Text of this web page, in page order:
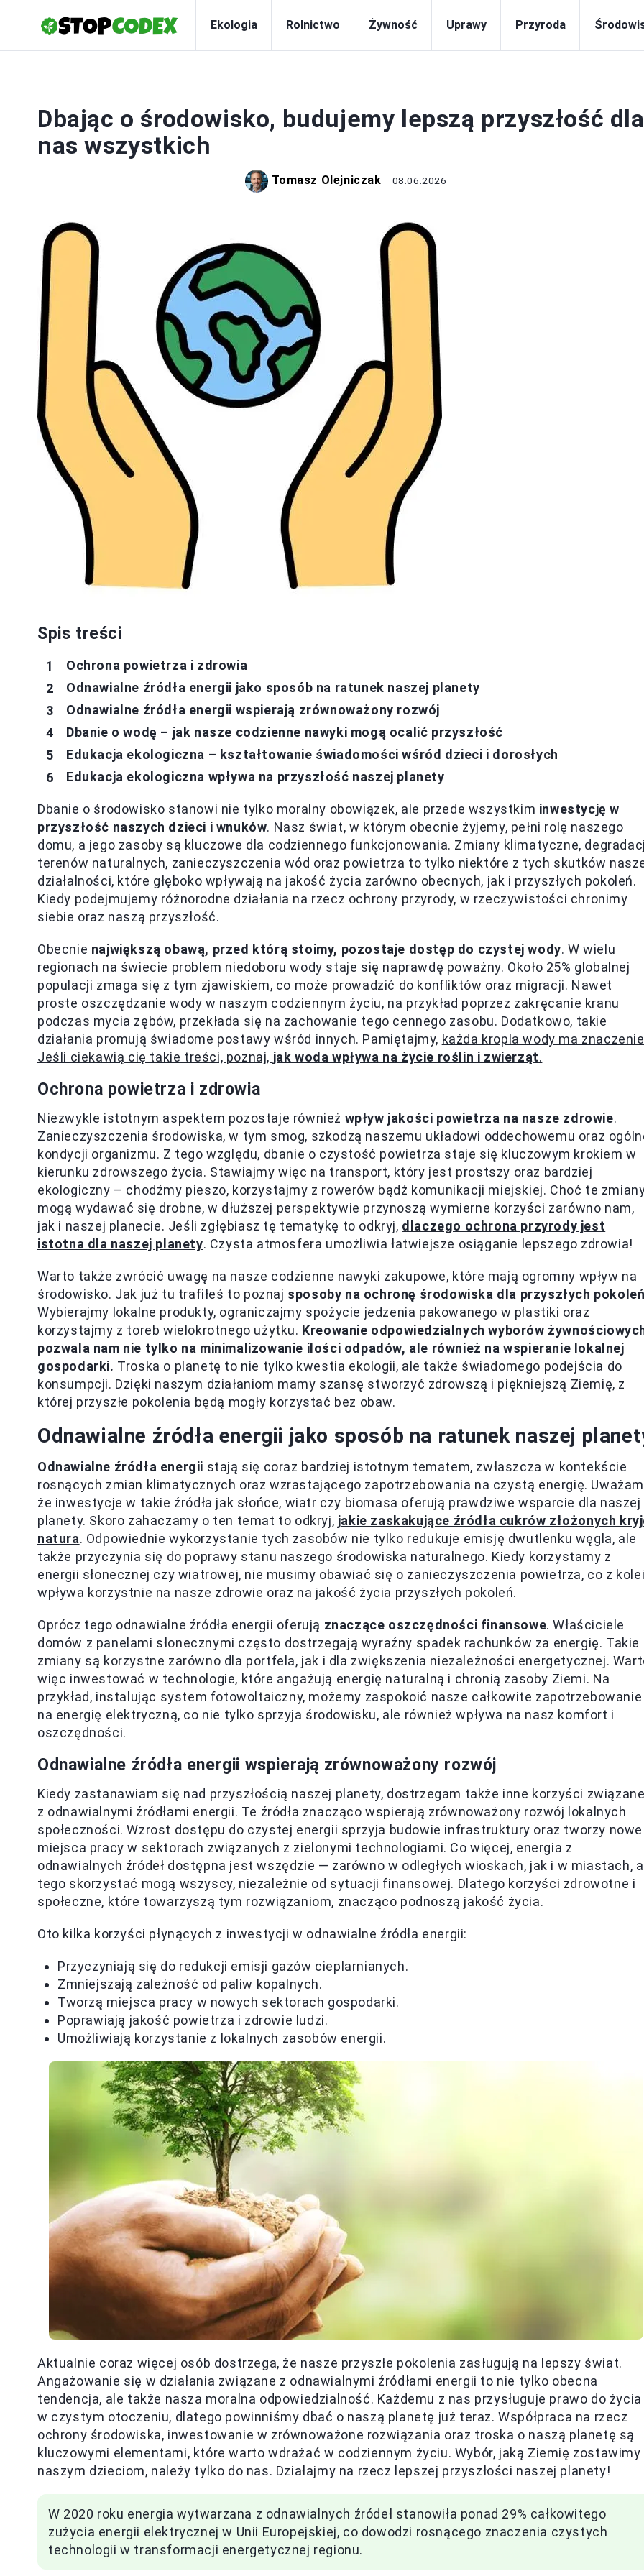
Ekologia Rolnictwo Żywność Uprawy Przyroda
Dbając o środowisko, budujemy lepszą przyszłość dla
nas wszystkich
Tomasz Olejniczak 08.06.2026
Spis treści
Ochrona powietrza i zdrowia
Odnawialne źródła energii jako sposób na ratunek naszej planety
Odnawialne źródła energii wspierają zrównoważony rozwój
Dbanie o wodę – jak nasze codzienne nawyki mogą ocalić przyszłość
Edukacja ekologiczna – kształtowanie świadomości wśród dzieci i dorosłych
Edukacja ekologiczna wpływa na przyszłość naszej planety
Dbanie o środowisko stanowi nie tylko moralny obowiązek, ale przede wszystkim inwestycję w
przyszłość naszych dzieci i wnuków. Nasz świat, w którym obecnie żyjemy, pełni rolę naszego
domu, a jego zasoby są kluczowe dla codziennego funkcjonowania. Zmiany klimatyczne,
terenów naturalnych, zanieczyszczenia wód oraz powietrza to tylko niektóre z tych skutków
działalności, które głęboko wpływają na jakość życia zarówno obecnych, jak i przyszłych pokoleń.
Kiedy podejmujemy różnorodne działania na rzecz ochrony przyrody, w rzeczywistości chronimy
siebie oraz naszą przyszłość.
Obecnie największą obawą, przed którą stoimy, pozostaje dostęp do czystej wody. W wielu
regionach na świecie problem niedoboru wody staje się naprawdę poważny. Około 25% globalnej
populacji zmaga się z tym zjawiskiem, co może prowadzić do konfliktów oraz migracji. Nawet
proste oszczędzanie wody w naszym codziennym życiu, na przykład poprzez zakręcanie kranu
podczas mycia zębów, przekłada się na zachowanie tego cennego zasobu. Dodatkowo, takie
działania promują świadome postawy wśród innych. Pamiętajmy, każda kropla wody ma
Jeśli ciekawią cię takie treści, poznaj, jak woda wpływa na życie roślin i zwierząt.
Ochrona powietrza i zdrowia
Niezwykle istotnym aspektem pozostaje również wpływ jakości powietrza na nasze zdrowie.
Zanieczyszczenia środowiska, w tym smog, szkodzą naszemu układowi oddechowemu oraz
kondycji organizmu. Z tego względu, dbanie o czystość powietrza staje się kluczowym krokiem w
kierunku zdrowszego życia. Stawiajmy więc na transport, który jest prostszy oraz bardziej
ekologiczny – chodźmy pieszo, korzystajmy z rowerów bądź komunikacji miejskiej. Choć te
mogą wydawać się drobne, w dłuższej perspektywie przynoszą wymierne korzyści zarówno nam,
jak i naszej planecie. Jeśli zgłębiasz tę tematykę to odkryj, dlaczego ochrona przyrody jest
istotna dla naszej planety. Czysta atmosfera umożliwia łatwiejsze osiąganie lepszego zdrowia!
Warto także zwrócić uwagę na nasze codzienne nawyki zakupowe, które mają ogromny wpływ na
środowisko. Jak już tu trafiłeś to poznaj sposoby na ochronę środowiska dla przyszłych
Wybierajmy lokalne produkty, ograniczajmy spożycie jedzenia pakowanego w plastiki oraz
korzystajmy z toreb wielokrotnego użytku. Kreowanie odpowiedzialnych wyborów
pozwala nam nie tylko na minimalizowanie ilości odpadów, ale również na wspieranie lokalnej
gospodarki. Troska o planetę to nie tylko kwestia ekologii, ale także świadomego podejścia do
konsumpcji. Dzięki naszym działaniom mamy szansę stworzyć zdrowszą i piękniejszą Ziemię, z
której przyszłe pokolenia będą mogły korzystać bez obaw.
Odnawialne źródła energii jako sposób na ratunek naszej
Odnawialne źródła energii stają się coraz bardziej istotnym tematem, zwłaszcza w kontekście
rosnących zmian klimatycznych oraz wzrastającego zapotrzebowania na czystą energię.
że inwestycje w takie źródła jak słońce, wiatr czy biomasa oferują prawdziwe wsparcie dla naszej
planety. Skoro zahaczamy o ten temat to odkryj, jakie zaskakujące źródła cukrów złożonych
natura. Odpowiednie wykorzystanie tych zasobów nie tylko redukuje emisję dwutlenku węgla, ale
także przyczynia się do poprawy stanu naszego środowiska naturalnego. Kiedy korzystamy z
energii słonecznej czy wiatrowej, nie musimy obawiać się o zanieczyszczenia powietrza, co z
wpływa korzystnie na nasze zdrowie oraz na jakość życia przyszłych pokoleń.
Oprócz tego odnawialne źródła energii oferują znaczące oszczędności finansowe. Właściciele
domów z panelami słonecznymi często dostrzegają wyraźny spadek rachunków za energię. Takie
zmiany są korzystne zarówno dla portfela, jak i dla zwiększenia niezależności energetycznej.
więc inwestować w technologie, które angażują energię naturalną i chronią zasoby Ziemi. Na
przykład, instalując system fotowoltaiczny, możemy zaspokoić nasze całkowite zapotrzebowanie
na energię elektryczną, co nie tylko sprzyja środowisku, ale również wpływa na nasz komfort i
oszczędności.
Odnawialne źródła energii wspierają zrównoważony rozwój
Kiedy zastanawiam się nad przyszłością naszej planety, dostrzegam także inne korzyści
z odnawialnymi źródłami energii. Te źródła znacząco wspierają zrównoważony rozwój lokalnych
społeczności. Wzrost dostępu do czystej energii sprzyja budowie infrastruktury oraz tworzy nowe
miejsca pracy w sektorach związanych z zielonymi technologiami. Co więcej, energia z
odnawialnych źródeł dostępna jest wszędzie — zarówno w odległych wioskach, jak i w miastach,
tego skorzystać mogą wszyscy, niezależnie od sytuacji finansowej. Dlatego korzyści zdrowotne i
społeczne, które towarzyszą tym rozwiązaniom, znacząco podnoszą jakość życia.
Oto kilka korzyści płynących z inwestycji w odnawialne źródła energii:
Przyczyniają się do redukcji emisji gazów cieplarnianych.
Zmniejszają zależność od paliw kopalnych.
Tworzą miejsca pracy w nowych sektorach gospodarki.
Poprawiają jakość powietrza i zdrowie ludzi.
Umożliwiają korzystanie z lokalnych zasobów energii.
Aktualnie coraz więcej osób dostrzega, że nasze przyszłe pokolenia zasługują na lepszy świat.
Angażowanie się w działania związane z odnawialnymi źródłami energii to nie tylko obecna
tendencja, ale także nasza moralna odpowiedzialność. Każdemu z nas przysługuje prawo do życia
w czystym otoczeniu, dlatego powinniśmy dbać o naszą planetę już teraz. Współpraca na rzecz
ochrony środowiska, inwestowanie w zrównoważone rozwiązania oraz troska o naszą planetę są
kluczowymi elementami, które warto wdrażać w codziennym życiu. Wybór, jaką Ziemię zostawimy
naszym dzieciom, należy tylko do nas. Działajmy na rzecz lepszej przyszłości naszej planety!
W 2020 roku energia wytwarzana z odnawialnych źródeł stanowiła ponad 29% całkowitego
zużycia energii elektrycznej w Unii Europejskiej, co dowodzi rosnącego znaczenia czystych
technologii w transformacji energetycznej regionu.